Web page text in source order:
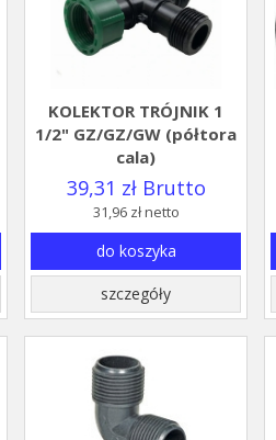
KOLEKTOR TRÓJNIK 1
1/2" GZ/GZ/GW (półtora
cala)
39,31 zł Brutto
31,96 zł netto
do koszyka
szczegóły